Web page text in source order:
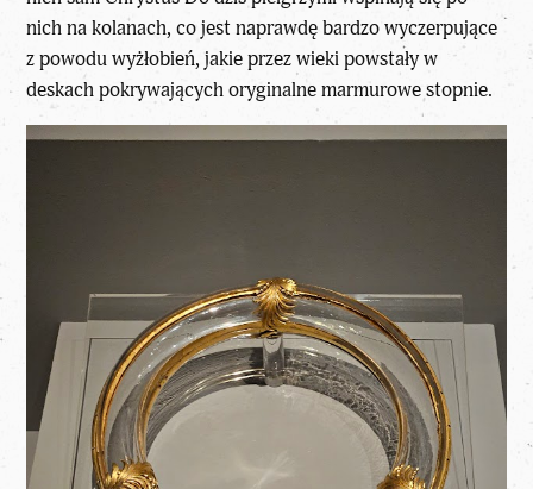
nich na kolanach, co jest naprawdę bardzo wyczerpujące
z powodu wyżłobień, jakie przez wieki powstały w
deskach pokrywających oryginalne marmurowe stopnie.